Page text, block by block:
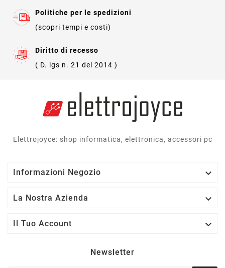
Politiche per le spedizioni
(scopri tempi e costi)
Diritto di recesso
( D. lgs n. 21 del 2014 )
Elettrojoyce: shop informatica, elettronica, accessori pc
Informazioni Negozio 
La Nostra Azienda 
Il Tuo Account 
Newsletter